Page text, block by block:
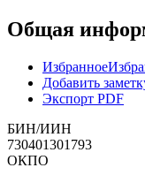
Общая
Избранное
Добавить
Экспорт PDF
БИН/ИИН
730401301793
ОКПО